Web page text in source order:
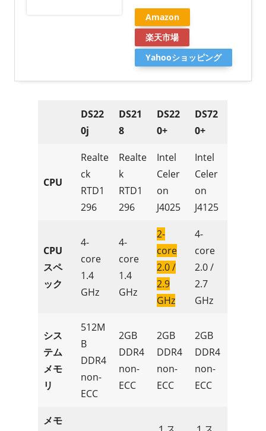
Amazon
楽天市場
Yahooショッピング
DS22
0j
DS21
8
DS22
0+
DS72
0+
CPU
Realte
ck
RTD1
296
Realte
k
RTD1
296
Intel
Celer
on
J4025
Intel
Celer
on
J4125
CPU
スペ
ック
4-
core
1.4
GHz
4-
core
1.4
GHz
2-
core
2.0 /
2.9
GHz
4-
core
2.0 /
2.7
GHz
シス
テム
メモ
リ
512M
B
DDR4
non-
ECC
2GB
DDR4
non-
ECC
2GB
DDR4
non-
ECC
2GB
DDR4
non-
ECC
メモ
１ス
１ス